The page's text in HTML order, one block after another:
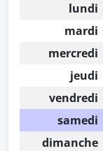
lundi
mardi
mercredi
jeudi
vendredi
samedi
dimanche